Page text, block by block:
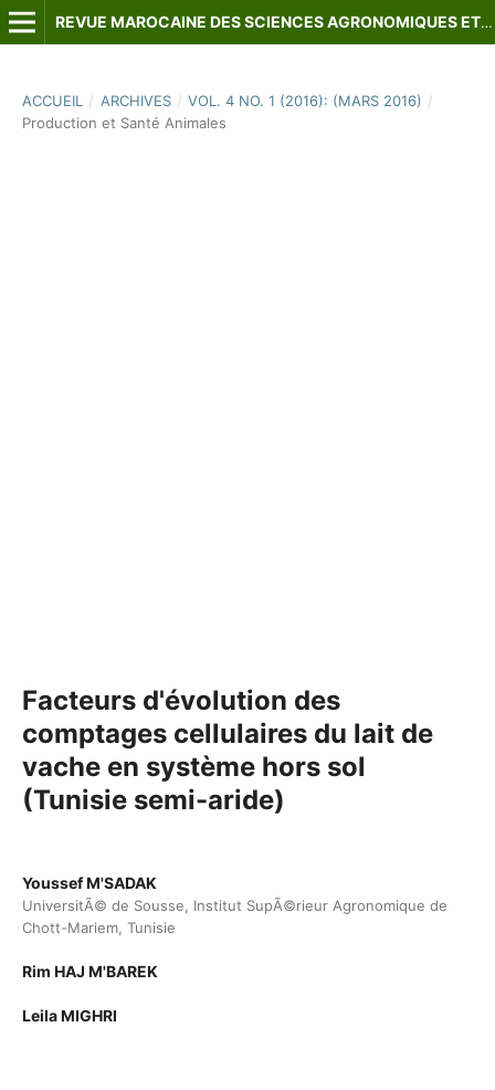
REVUE MAROCAINE DES SCIENCES AGRONOMIQUES ET VÉTÉRINAIRES
ACCUEIL / ARCHIVES / VOL. 4 NO. 1 (2016): (MARS 2016) /
Production et Santé Animales
Facteurs d'évolution des
comptages cellulaires du lait de
vache en système hors sol
(Tunisie semi-aride)
Youssef M'SADAK
UniversitÃ© de Sousse, Institut SupÃ©rieur Agronomique de
Chott-Mariem, Tunisie
Rim HAJ M'BAREK
Leila MIGHRI